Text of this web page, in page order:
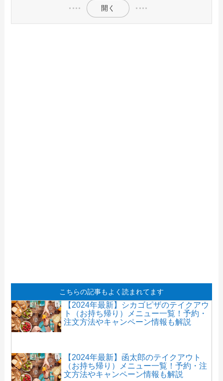
開く
こちらの記事もよく読まれてます
【2024年最新】シカゴピザのテイクアウ
ト（お持ち帰り）メニュー一覧！予約・
注文方法やキャンペーン情報も解説
【2024年最新】函太郎のテイクアウト
（お持ち帰り）メニュー一覧！予約・注
文方法やキャンペーン情報も解説